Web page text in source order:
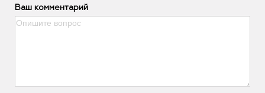
Ваш комментарий